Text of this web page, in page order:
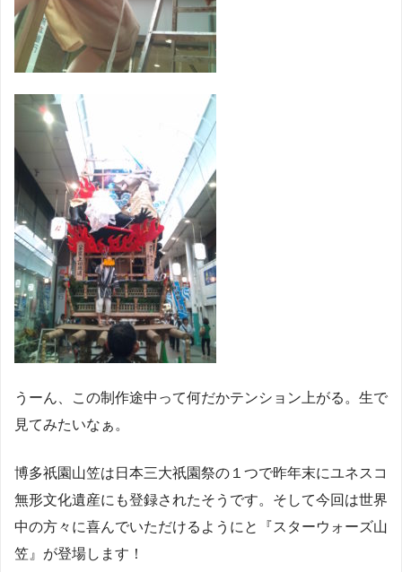
うーん、この制作途中って何だかテンション上がる。生で
見てみたいなぁ。
博多祇園山笠は日本三大祇園祭の１つで昨年末にユネスコ
無形文化遺産にも登録されたそうです。そして今回は世界
中の方々に喜んでいただけるようにと『スターウォーズ山
笠』が登場します！